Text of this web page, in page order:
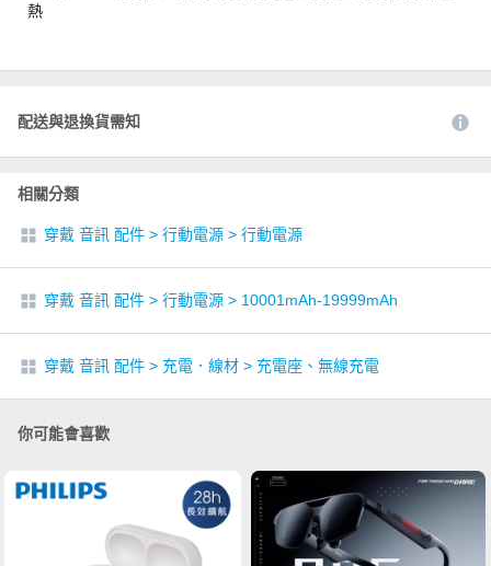
熱
配送與退換貨需知
相關分類
穿戴 音訊 配件 > 行動電源 > 行動電源
穿戴 音訊 配件 > 行動電源 > 10001mAh-19999mAh
穿戴 音訊 配件 > 充電．線材 > 充電座、無線充電
你可能會喜歡